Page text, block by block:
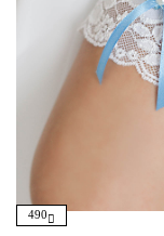
490